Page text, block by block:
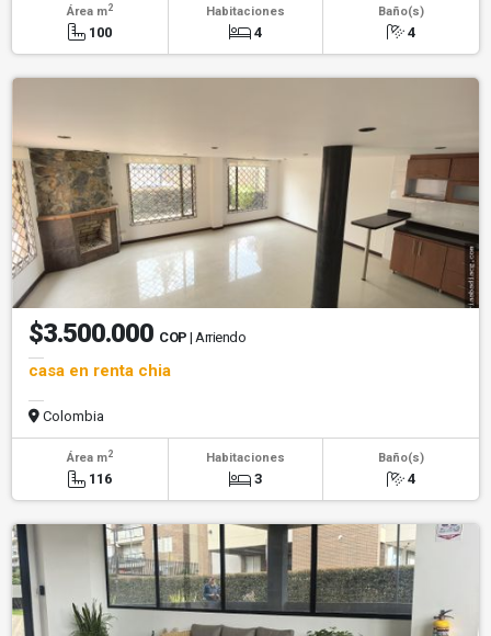
Área m2
100
Habitaciones
4
Baño(s)
4
$3.500.000 COP | Arriendo
casa en renta chia
Colombia
Área m2
116
Habitaciones
3
Baño(s)
4